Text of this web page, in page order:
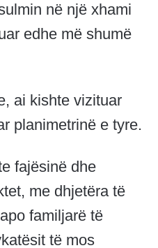
në një xhami
edhe më shumë
ai kishte vizituar
planimetrinë e tyre.
fajësinë dhe
me dhjetëra të
familjarë të
të mos